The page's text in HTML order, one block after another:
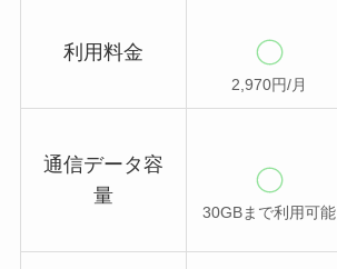
利用料金
2,970円/月
通信データ容
量
30GBまで利用可能